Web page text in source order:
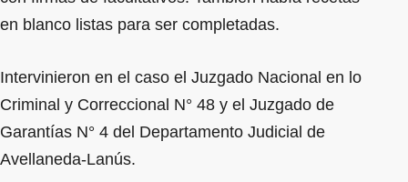
en blanco listas para ser completadas.
Intervinieron en el caso el Juzgado Nacional en lo
Criminal y Correccional N° 48 y el Juzgado de
Garantías N° 4 del Departamento Judicial de
Avellaneda-Lanús.